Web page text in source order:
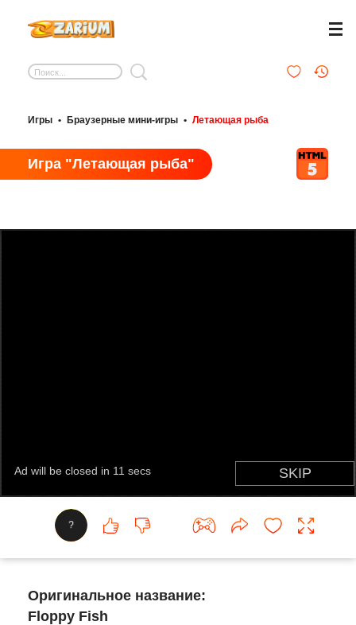
Игры • Браузерные мини-игры • Летающая рыба
Игра "Летающая рыба"
?
Оригинальное название:
Floppy Fish